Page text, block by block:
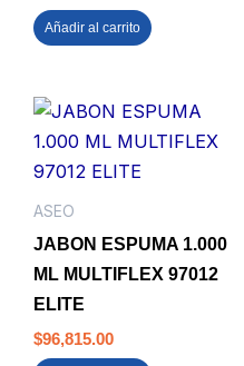
Añadir al carrito
ASEO
JABON ESPUMA 1.000
ML MULTIFLEX 97012
ELITE
$96,815.00